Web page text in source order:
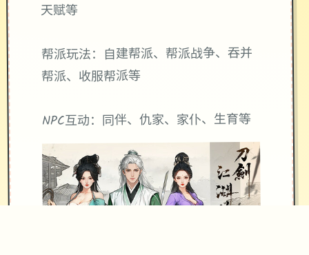
天赋等
帮派玩法：自建帮派、帮派战争、吞并
帮派、收服帮派等
NPC互动：同伴、仇家、家仆、生育等